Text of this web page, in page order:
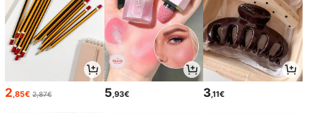
2,85€ 2,87€ 5,93€ 3,11€